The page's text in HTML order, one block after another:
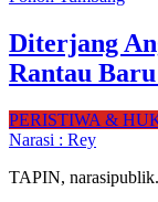
Diterjang
Rantau
PERISTIWA &
Narasi : Rey
TAPIN,